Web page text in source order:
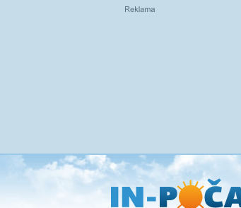
Přejít
na
hlavní
obsah